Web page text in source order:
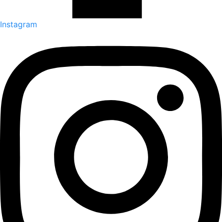
Instagram